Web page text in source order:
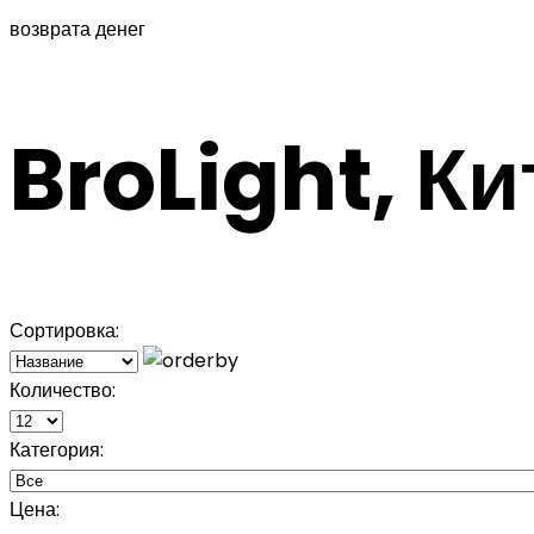
возврата денег
BroLight,
Сортировка:
Количество:
Категория:
Цена: